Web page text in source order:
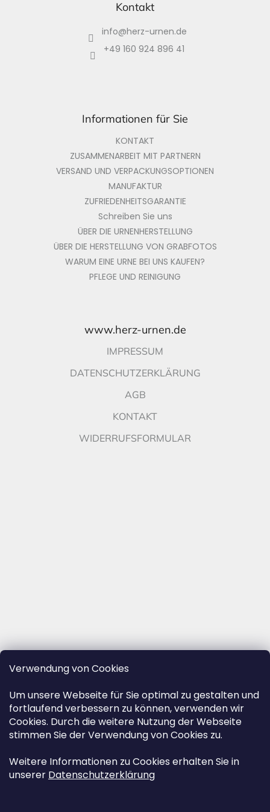
Verwendung von Cookies
Um unsere Webseite für Sie optimal zu gestalten und
fortlaufend verbessern zu können, verwenden wir
Cookies. Durch die weitere Nutzung der Webseite
stimmen Sie der Verwendung von Cookies zu.
Weitere Informationen zu Cookies erhalten Sie in
unserer Datenschutzerklärung
Kontakt
info@herz-urnen.de
+49 160 924 896 41
Informationen für Sie
KONTAKT
ZUSAMMENARBEIT MIT PARTNERN
VERSAND UND VERPACKUNGSOPTIONEN
MANUFAKTUR
ZUFRIEDENHEITSGARANTIE
Schreiben Sie uns
ÜBER DIE URNENHERSTELLUNG
ÜBER DIE HERSTELLUNG VON GRABFOTOS
WARUM EINE URNE BEI UNS KAUFEN?
PFLEGE UND REINIGUNG
www.herz-urnen.de
IMPRESSUM
DATENSCHUTZERKLÄRUNG
AGB
KONTAKT
WIDERRUFSFORMULAR